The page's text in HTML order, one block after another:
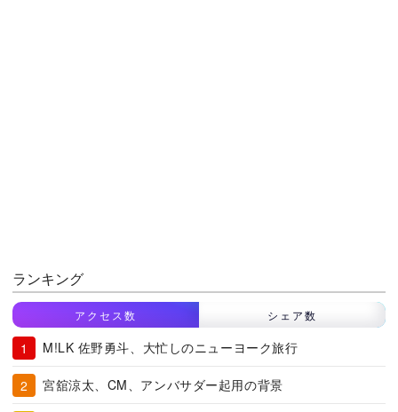
ランキング
アクセス数 シェア数
M!LK 佐野勇斗、大忙しのニューヨーク旅行
宮舘涼太、CM、アンバサダー起用の背景